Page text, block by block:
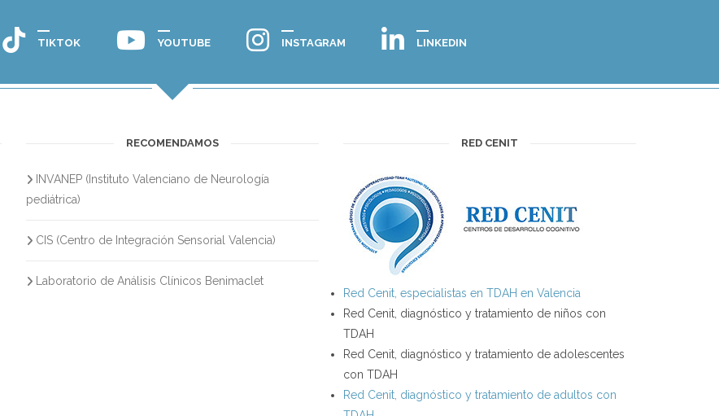
TIKTOK YOUTUBE INSTAGRAM LINKEDIN
RECOMENDAMOS
INVANEP (Instituto Valenciano de Neurología
pediátrica)
CIS (Centro de Integración Sensorial Valencia)
Laboratorio de Análisis Clínicos Benimaclet
RED CENIT
Red Cenit, especialistas en TDAH en Valencia
Red Cenit, diagnóstico y tratamiento de niños con
TDAH
Red Cenit, diagnóstico y tratamiento de adolescentes
con TDAH
Red Cenit, diagnóstico y tratamiento de adultos con